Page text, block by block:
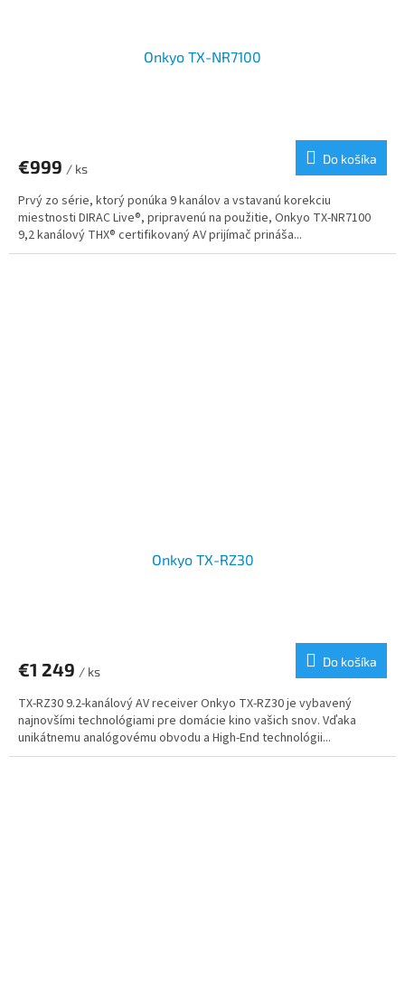
Onkyo TX-NR7100
€999 / ks
Do košíka
Prvý zo série, ktorý ponúka 9 kanálov a vstavanú korekciu
miestnosti DIRAC Live®, pripravenú na použitie, Onkyo TX-NR7100
9,2 kanálový THX® certifikovaný AV prijímač prináša...
Onkyo TX-RZ30
€1 249 / ks
Do košíka
TX-RZ30 9.2-kanálový AV receiver Onkyo TX-RZ30 je vybavený
najnovšími technológiami pre domácie kino vašich snov. Vďaka
unikátnemu analógovému obvodu a High-End technológii...